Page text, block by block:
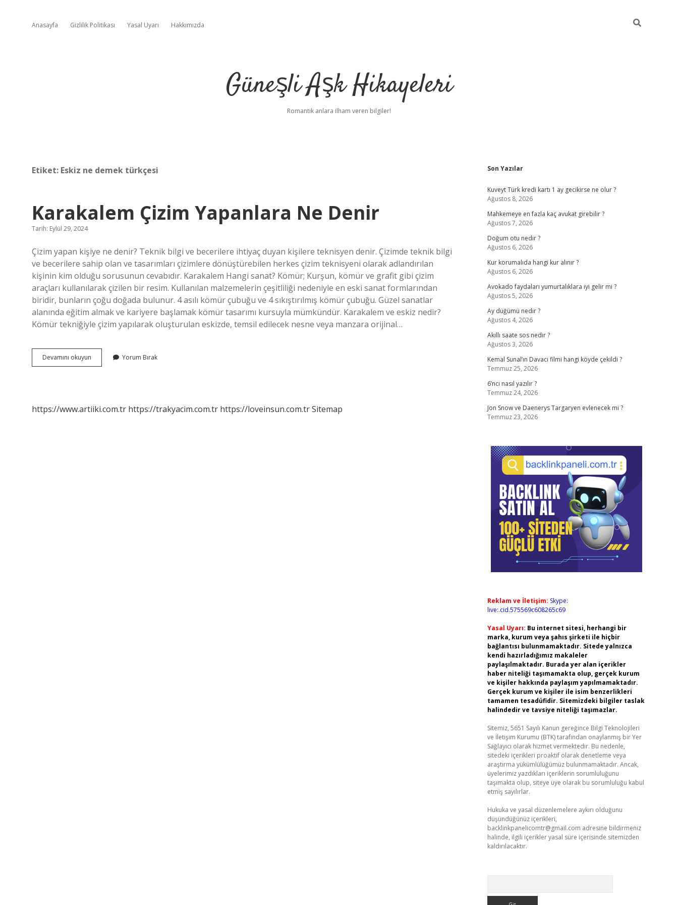
Anasayfa Gizlilik Politikası Yasal Uyarı Hakkımızda
Güneşli Aşk Hikayeleri
Romantik anlara ilham veren bilgiler!
Etiket: Eskiz ne demek türkçesi
Karakalem Çizim Yapanlara Ne Denir
Tarih: Eylül 29, 2024
Çizim yapan kişiye ne denir? Teknik bilgi ve becerilere ihtiyaç duyan kişilere teknisyen denir. Çizimde teknik bilgi
ve becerilere sahip olan ve tasarımları çizimlere dönüştürebilen herkes çizim teknisyeni olarak adlandırılan
kişinin kim olduğu sorusunun cevabıdır. Karakalem Hangi sanat? Kömür; Kurşun, kömür ve grafit gibi çizim
araçları kullanılarak çizilen bir resim. Kullanılan malzemelerin çeşitliliği nedeniyle en eski sanat formlarından
biridir, bunların çoğu doğada bulunur. 4 asılı kömür çubuğu ve 4 sıkıştırılmış kömür çubuğu. Güzel sanatlar
alanında eğitim almak ve kariyere başlamak kömür tasarımı kursuyla mümkündür. Karakalem ve eskiz nedir?
Kömür tekniğiyle çizim yapılarak oluşturulan eskizde, temsil edilecek nesne veya manzara orijinal…
Devamını okuyun Karakalem
Çizim
Yorum Bırak
https://www.artiiki.com.tr https://trakyacim.com.tr https://loveinsun.com.trSitemap
Sidebar
Son Yazılar
Kuveyt Türk kredi kartı 1 ay gecikirse ne olur ?
Ağustos 8, 2026
Mahkemeye en fazla kaç avukat girebilir ?
Ağustos 7, 2026
Doğum otu nedir ?
Ağustos 6, 2026
Kur korumalıda hangi kur alınır ?
Ağustos 6, 2026
Avokado faydaları yumurtalıklara iyi gelir mi ?
Ağustos 5, 2026
Ay düğümü nedir ?
Ağustos 4, 2026
Akıllı saate sos nedir ?
Ağustos 3, 2026
Kemal Sunal’ın Davacı filmi hangi köyde çekildi ?
Temmuz 25, 2026
6’ncı nasıl yazılır ?
Temmuz 24, 2026
Jon Snow ve Daenerys Targaryen evlenecek mi ?
Temmuz 23, 2026
Reklam ve İletişim: Skype:
live:.cid.575569c608265c69
Yasal Uyarı: Bu internet sitesi, herhangi bir
marka, kurum veya şahıs şirketi ile hiçbir
bağlantısı bulunmamaktadır. Sitede yalnızca
kendi hazırladığımız makaleler
paylaşılmaktadır. Burada yer alan içerikler
haber niteliği taşımamakta olup, gerçek kurum
ve kişiler hakkında paylaşım yapılmamaktadır.
Gerçek kurum ve kişiler ile isim benzerlikleri
tamamen tesadüfidir. Sitemizdeki bilgiler taslak
halindedir ve tavsiye niteliği taşımazlar.
Sitemiz, 5651 Sayılı Kanun gereğince Bilgi Teknolojileri
ve İletişim Kurumu (BTK) tarafından onaylanmış bir Yer
Sağlayıcı olarak hizmet vermektedir. Bu nedenle,
sitedeki içerikleri proaktif olarak denetleme veya
araştırma yükümlülüğümüz bulunmamaktadır. Ancak,
üyelerimiz yazdıkları içeriklerin sorumluluğunu
taşımakta olup, siteye üye olarak bu sorumluluğu kabul
etmiş sayılırlar.
Hukuka ve yasal düzenlemelere aykırı olduğunu
düşündüğünüz içerikleri,
backlinkpanelicomtr@gmail.com adresine bildirmeniz
halinde, ilgili içerikler yasal süre içerisinde sitemizden
kaldırılacaktır.